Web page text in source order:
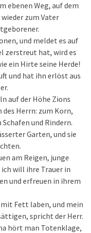
ebenen Weg, auf dem
zum Vater
und meldet es auf
zerstreut hat, wird es
ein Hirte seine Herde!
und hat ihn erlöst aus
auf der Höhe Zions
Herrn: zum Korn,
und Rindern.
Garten, und sie
am Reigen, junge
will ihre Trauer in
und erfreuen in ihrem
Fett laben, und mein
spricht der Herr.
hört man Totenklage,